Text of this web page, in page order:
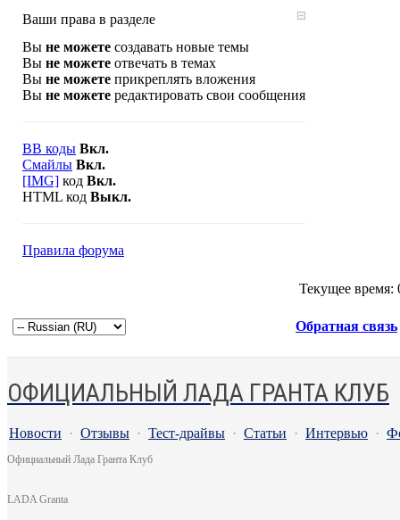
Ваши права в разделе
Вы не можете создавать новые темы
Вы не можете отвечать в темах
Вы не можете прикреплять вложения
Вы не можете редактировать свои сообщения
BB коды Вкл.
Смайлы Вкл.
[IMG] код Вкл.
HTML код Выкл.
Правила форума
Текущее время:
Обратная связь
ОФИЦИАЛЬНЫЙ ЛАДА ГРАНТА КЛУБ
Новости · Отзывы · Тест-драйвы · Статьи · Интервью ·
Официальный Лада Гранта Клуб
LADA Granta